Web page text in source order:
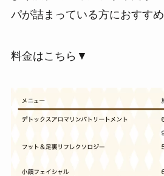
パが詰まっている方におすすめ
料金はこちら▼